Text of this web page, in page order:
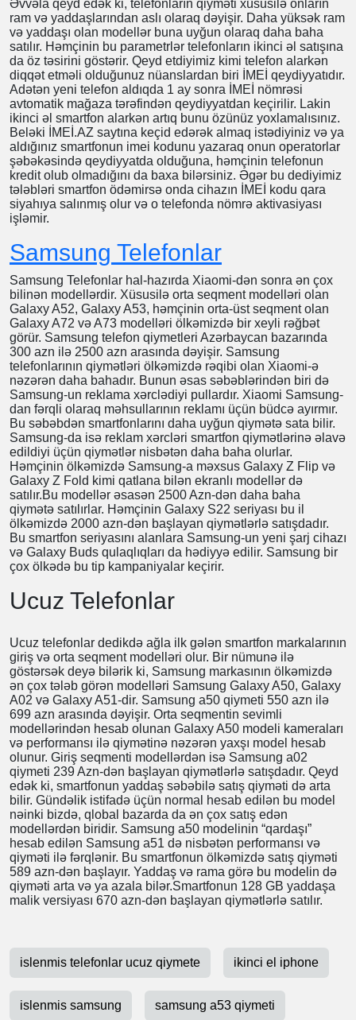
Telefon satisi ilə məşğul olan bir çox platforma mövcuddur.
TelSat.Az-da bu platformalardan biridir. Telefonlarin satisi
müxtəlif formalarda reallaşdırıla bilər. Həm yeni, həm
işlənmiş telefonlar bizim platformamızda istifadəçilərə
təqdim edilir. Yeni telefon istəyənlər üçün telefon
magazalari da saytımızda mövcuddur. Bu mağazalara
keçid edərək ən sərfəli qiymətə telefon ala bilərsiniz.
Telefon alarkən diqqət etməli olduğunuz bəzi nüanslar
mövcuddur. Əvvəla qeyd edək ki, telefonların qiyməti
xüsusilə onların ram və yaddaşlarından aslı olaraq dəyişir.
Daha yüksək ram və yaddaşı olan modellər buna uyğun
olaraq daha baha satılır. Həmçinin bu parametrlər
telefonların ikinci əl satışına da öz təsirini göstərir. Qeyd
etdiyimiz kimi telefon alarkən diqqət etməli olduğunuz
aldıqda 1 ay sonra İMEİ nömrəsi avtomatik mağaza
tərəfindən qeydiyyatdan keçirilir. Lakin ikinci əl smartfon
alarkən artıq bunu özünüz yoxlamalısınız. Beləki İMEİ.AZ
saytına keçid edərək almaq istədiyiniz və ya aldığınız
smartfonun imei kodunu yazaraq onun operatorlar
şəbəkəsində qeydiyyatda olduğuna, həmçinin telefonun
kredit olub olmadığını da baxa bilərsiniz. Əgər bu dediyimiz
tələbləri smartfon ödəmirsə onda cihazın İMEİ kodu qara
siyahıya salınmış olur və o telefonda nömrə aktivasiyası
işləmir.
Samsung Telefonlar
Samsung Telefonlar hal-hazırda Xiaomi-dən sonra ən çox
bilinən modellərdir. Xüsusilə orta seqment modelləri olan
Galaxy A52, Galaxy A53, həmçinin orta-üst seqment olan
Galaxy A72 və A73 modelləri ölkəmizdə bir xeyli rəğbət
görür. Samsung telefon qiymetleri Azərbaycan bazarında
300 azn ilə 2500 azn arasında dəyişir. Samsung
telefonlarının qiymətləri ölkəmizdə rəqibi olan Xiaomi-ə
nəzərən daha bahadır. Bunun əsas səbəblərindən biri də
dan fərqli olaraq məhsullarının reklamı üçün büdcə ayırmır.
Bu səbəbdən smartfonlarını daha uyğun qiymətə sata bilir.
əlavə edildiyi üçün qiymətlər nisbətən daha baha olurlar.
Həmçinin ölkəmizdə Samsung-a məxsus Galaxy Z Flip və
Galaxy Z Fold kimi qatlana bilən ekranlı modellər də
satılır.Bu modellər əsasən 2500 Azn-dən daha baha
qiymətə satılırlar. Həmçinin Galaxy S22 seriyası bu il
ölkəmizdə 2000 azn-dən başlayan qiymətlərlə satışdadır.
Bu smartfon seriyasını alanlara Samsung-un yeni şarj
cihazı və Galaxy Buds qulaqlıqları da hədiyyə edilir.
Samsung bir çox ölkədə bu tip kampaniyalar keçirir.
Ucuz Telefonlar
Ucuz telefonlar dedikdə ağla ilk gələn smartfon
markalarının giriş və orta seqment modelləri olur. Bir
nümunə ilə göstərsək deyə bilərik ki, Samsung markasının
ölkəmizdə ən çox tələb görən modelləri Samsung Galaxy
sevimli modellərindən hesab olunan Galaxy A50 modeli
kameraları və performansı ilə qiymətinə nəzərən yaxşı
model hesab olunur. Giriş seqmenti modellərdən isə
Samsung a02 qiymeti 239 Azn-dən başlayan qiymətlərlə
satışdadır. Qeyd edək ki, smartfonun yaddaş səbəbilə satış